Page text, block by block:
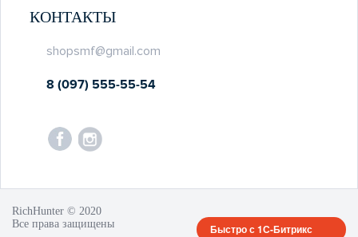
КОНТАКТЫ
shopsmf@gmail.com
8 (097) 555-55-54
RichHunter © 2020
Все права защищены
Быстро с 1С-Битрикс